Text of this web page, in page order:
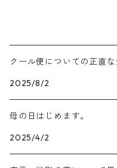
クール便についての正直な
2025/8/2
母の日はじめます。
2025/4/2